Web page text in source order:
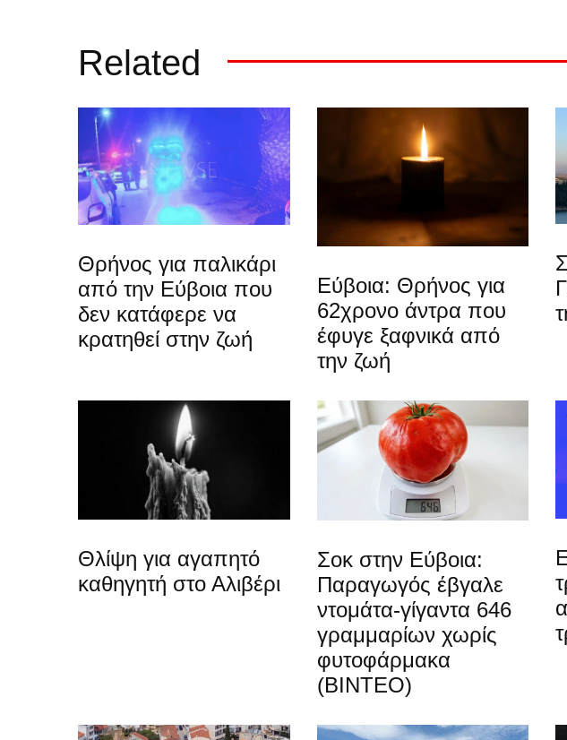
Related
Θρήνος για παλικάρι
από την Εύβοια που
δεν κατάφερε να
κρατηθεί στην ζωή
Εύβοια: Θρήνος για
62χρονο άντρα που
έφυγε ξαφνικά από
την ζωή
Θλίψη για αγαπητό
καθηγητή στο Αλιβέρι
Σοκ στην Εύβοια:
Παραγωγός έβγαλε
ντομάτα-γίγαντα 646
γραμμαρίων χωρίς
φυτοφάρμακα
(ΒΙΝΤΕΟ)